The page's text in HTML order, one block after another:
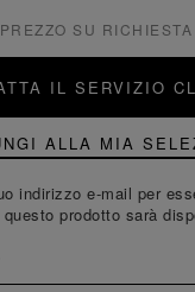
PREZZO SU RICHIESTA
IL SERVIZIO
ALLA MIA
indirizzo e-mail per
questo prodotto sarà